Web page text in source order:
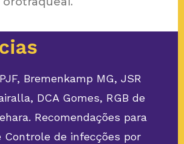
Bremenkamp MG, JSR
DCA Gomes, RGB de
Recomendações para
Controle de infecções por